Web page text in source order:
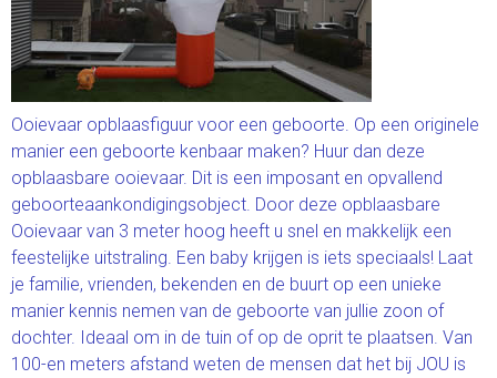
Ooievaar opblaasfiguur voor een geboorte. Op een originele
manier een geboorte kenbaar maken? Huur dan deze
opblaasbare ooievaar. Dit is een imposant en opvallend
geboorteaankondigingsobject. Door deze opblaasbare
Ooievaar van 3 meter hoog heeft u snel en makkelijk een
feestelijke uitstraling. Een baby krijgen is iets speciaals! Laat
je familie, vrienden, bekenden en de buurt op een unieke
manier kennis nemen van de geboorte van jullie zoon of
dochter. Ideaal om in de tuin of op de oprit te plaatsen. Van
100-en meters afstand weten de mensen dat het bij JOU is